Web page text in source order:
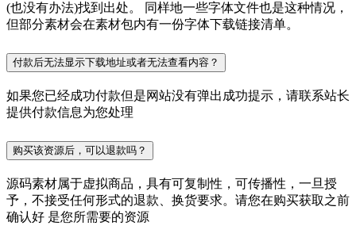
(也没有办法)找到出处。 同样地一些字体文件也是这种情况，
但部分素材会在素材包内有一份字体下载链接清单。
付款后无法显示下载地址或者无法查看内容？
如果您已经成功付款但是网站没有弹出成功提示，请联系站长
提供付款信息为您处理
购买该资源后，可以退款吗？
源码素材属于虚拟商品，具有可复制性，可传播性，一旦授
予，不接受任何形式的退款、换货要求。请您在购买获取之前
确认好 是您所需要的资源